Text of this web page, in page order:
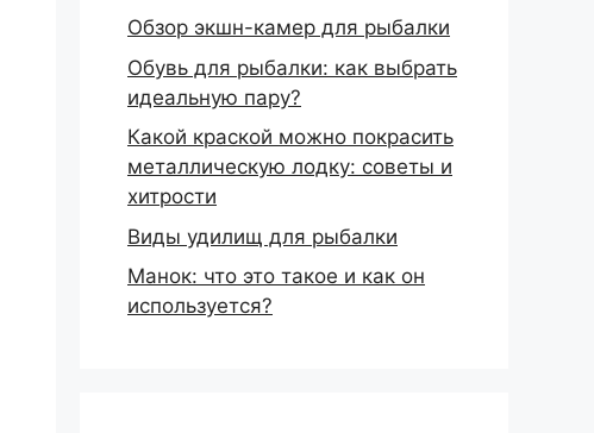
Обзор экшн-камер для рыбалки
Обувь для рыбалки: как выбрать
идеальную пару?
Какой краской можно покрасить
металлическую лодку: советы и
хитрости
Виды удилищ для рыбалки
Манок: что это такое и как он
используется?